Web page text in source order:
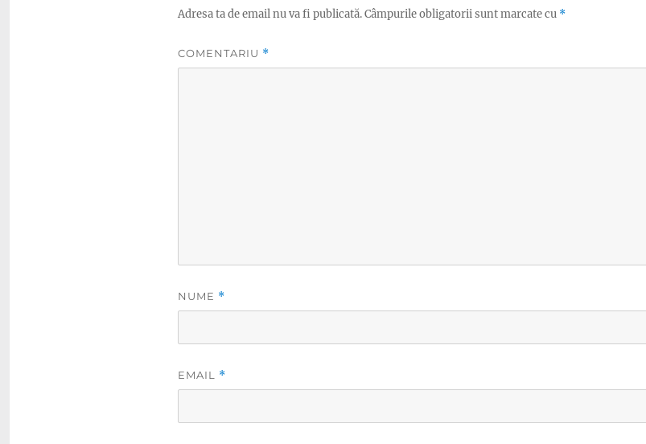
Adresa ta de email nu va fi publicată.Câmpurile obligatorii sunt marcate cu *
COMENTARIU *
NUME *
EMAIL *